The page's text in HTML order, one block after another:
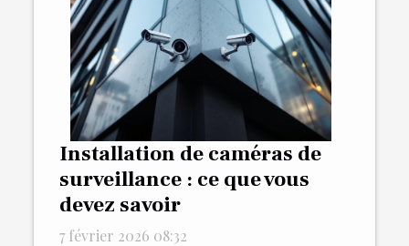
Installation de caméras de
surveillance : ce que vous
devez savoir
7 février 2026 08:32